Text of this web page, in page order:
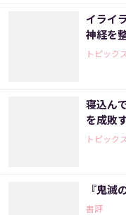
イライ
神経を
トピック
寝込ん
を成敗
トピック
『鬼滅
書評